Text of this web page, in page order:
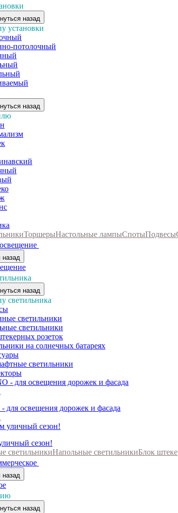
назад
установки
потолочный
назад
ТоршерыНастольные лампыСпотыПодвесы
назад
назад
светильника
светильники
светильники
розеток
на солнечных батареях
светильники
для освещения дорожек и фасада
сезон!
светильникиНапольные светильникиБлок
назад
назад